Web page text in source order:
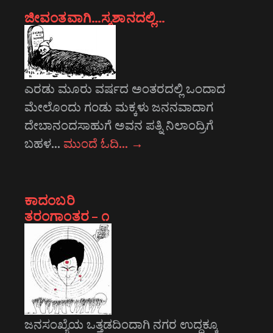
ಜೀವಂತವಾಗಿ…ಸ್ಮಶಾನದಲ್ಲಿ…
ಎರಡು ಮೂರು ವರ್ಷದ ಅಂತರದಲ್ಲಿ ಒಂದಾದ
ಮೇಲೊಂದು ಗಂಡು ಮಕ್ಕಳು ಜನನವಾದಾಗ
ದೇಬಾನಂದಸಾಹುಗೆ ಅವನ ಪತ್ನಿ ನಿಲಾಂದ್ರಿಗೆ
ಬಹಳ… ಮುಂದೆ ಓದಿ… →
ಕಾದಂಬರಿ
ತರಂಗಾಂತರ – ೧
ಜನಸಂಖ್ಯೆಯ ಒತ್ತಡದಿಂದಾಗಿ ನಗರ ಉದ್ದಕ್ಕೂ